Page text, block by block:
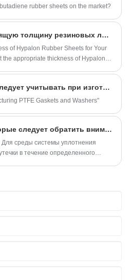
rubber sheets on the market?
Как выбрать подходящую толщину резиновых листов Hypalon для конкретного проекта?
of Hypalon Rubber Sheets for Your
the appropriate thickness of Hypalon
Какие особенности следует учитывать при изготовлении шайб прокладок ПТФЭ?
PTFE Gaskets and Washers"
Особенности, на которые следует обратить внимание при выборе промышленных уплотнений
Для среды системы уплотнения
в течение определенного